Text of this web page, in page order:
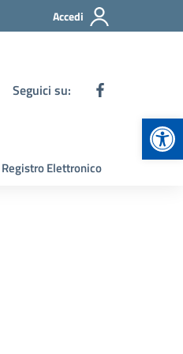
Accedi
Seguici su:
Registro Elettronico